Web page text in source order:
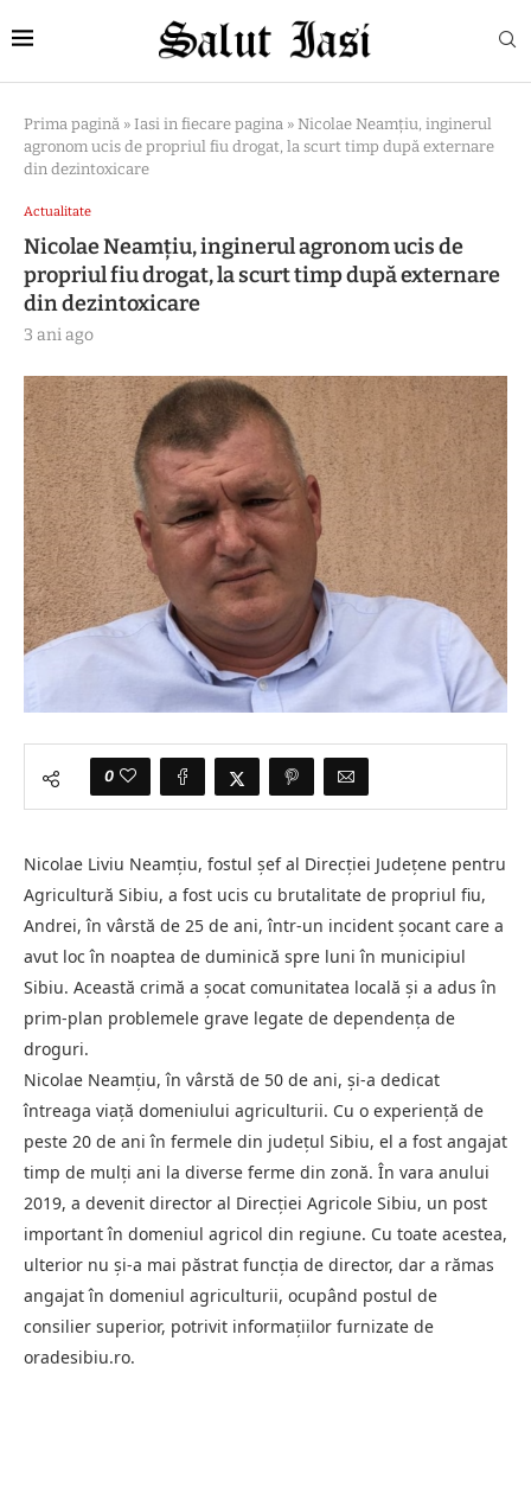
Prima pagină » Iasi in fiecare pagina » Nicolae Neamțiu, inginerul
agronom ucis de propriul fiu drogat, la scurt timp după externare
din dezintoxicare
Actualitate
Nicolae Neamțiu, inginerul agronom ucis de
propriul fiu drogat, la scurt timp după externare
din dezintoxicare
3 ani ago
0
Nicolae Liviu Neamțiu, fostul șef al Direcției Județene pentru
Agricultură Sibiu, a fost ucis cu brutalitate de propriul fiu,
Andrei, în vârstă de 25 de ani, într-un incident șocant care a
avut loc în noaptea de duminică spre luni în municipiul
Sibiu. Această crimă a șocat comunitatea locală și a adus în
prim-plan problemele grave legate de dependența de
droguri.
Nicolae Neamțiu, în vârstă de 50 de ani, și-a dedicat
întreaga viață domeniului agriculturii. Cu o experiență de
peste 20 de ani în fermele din județul Sibiu, el a fost angajat
timp de mulți ani la diverse ferme din zonă. În vara anului
2019, a devenit director al Direcției Agricole Sibiu, un post
important în domeniul agricol din regiune. Cu toate acestea,
ulterior nu și-a mai păstrat funcția de director, dar a rămas
angajat în domeniul agriculturii, ocupând postul de
consilier superior, potrivit informațiilor furnizate de
oradesibiu.ro.